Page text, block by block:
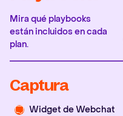
Mira qué playbooks
están incluidos en cada
plan.
Captura
Widget de Webchat